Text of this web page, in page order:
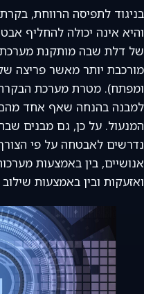
בניגוד לתפיסה הרווחת,
והיא אינה יכולה להחליף
של דלת שבה מותקנת מערכת
מורכבת יותר מאשר פריצה
ומפתח). מטרת מערכת
למבנה בהנחה שאף אחד
המנעול. על כן, גם מבנים
נדרשים לאבטחה על פי
אנושיים, בין באמצעות
ואזעקות ובין באמצעות